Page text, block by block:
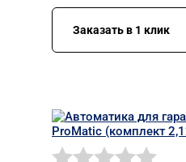
Заказать в 1 клик